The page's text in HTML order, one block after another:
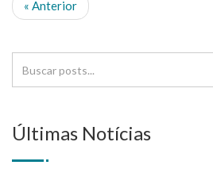
« Anterior
Últimas Notícias